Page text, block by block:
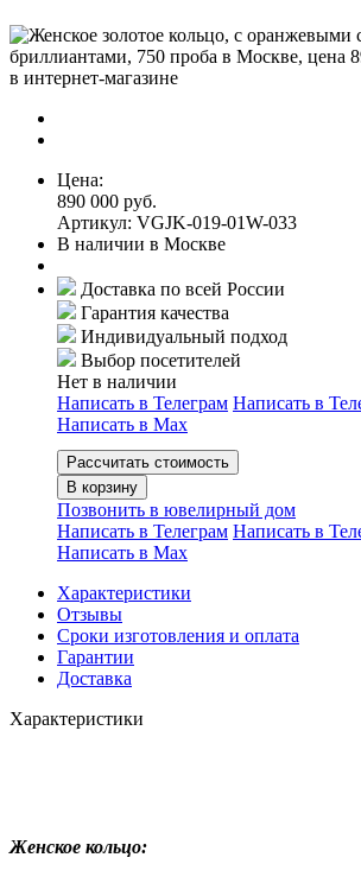
Цена:
890 000 руб.
Артикул: VGJK-019-01W-033
В наличии в Москве
Доставка по всей России
Гарантия качества
Индивидуальный подход
Выбор посетителей
Нет в наличии
Написать в Телеграм Написать в
Написать в Мах
Рассчитать стоимость
В корзину
Позвонить в ювелирный дом
Написать в Телеграм Написать в
Написать в Мах
Характеристики
Отзывы
Сроки изготовления и оплата
Гарантии
Доставка
Характеристики
Женское кольцо: